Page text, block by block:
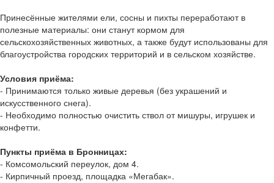
Принесённые жителями ели, сосны и пихты переработают в
полезные материалы: они станут кормом для
сельскохозяйственных животных, а также будут использованы для
благоустройства городских территорий и в сельском хозяйстве.
Условия приёма:
- Принимаются только живые деревья (без украшений и
искусственного снега).
- Необходимо полностью очистить ствол от мишуры, игрушек и
конфетти.
Пункты приёма в Бронницах:
- Комсомольский переулок, дом 4.
- Кирпичный проезд, площадка «Мегабак».